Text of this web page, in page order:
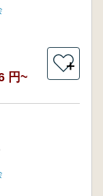
円~
＋